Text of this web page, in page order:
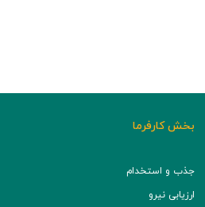
بخش کارفرما
جذب و استخدام
ارزیابی نیرو